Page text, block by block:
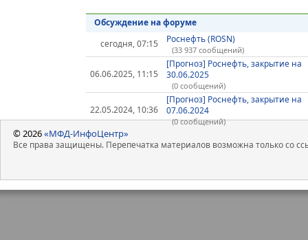
Обсуждение на форуме
сегодня, 07:15
Роснефть (ROSN)
(33 937 сообщений)
06.06.2025, 11:15
[Прогноз] Роснефть, закрытие на
30.06.2025
(0 сообщений)
22.05.2024, 10:36
[Прогноз] Роснефть, закрытие на
07.06.2024
(0 сообщений)
© 2026«МФД-ИнфоЦентр»
Все права защищены. Перепечатка материалов возможна только со